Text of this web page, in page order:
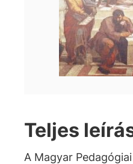
Teljes
A Magyar